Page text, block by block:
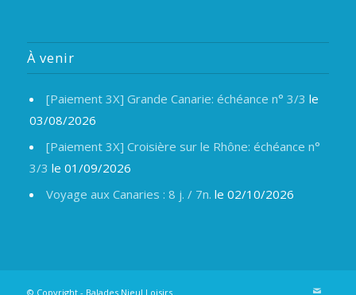
À venir
[Paiement 3X] Grande Canarie: échéance n° 3/3 le
03/08/2026
[Paiement 3X] Croisière sur le Rhône: échéance n°
3/3 le 01/09/2026
Voyage aux Canaries : 8 j. / 7n. le 02/10/2026
© Copyright - Balades Nieul Loisirs